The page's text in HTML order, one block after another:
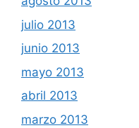
julio 2013
junio 2013
mayo 2013
abril 2013
marzo 2013